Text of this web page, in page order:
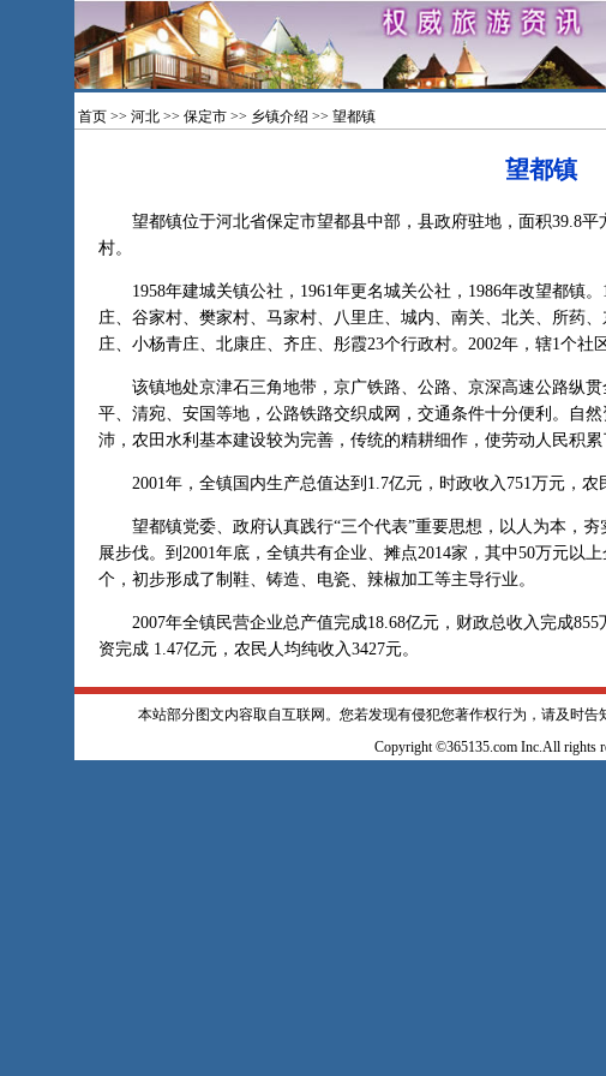
首页 >> 河北 >> 保定市 >> 乡镇介绍 >> 望都镇
望都镇
望都镇位于河北省保定市望都县中部，县政府驻地，面积39.8平
村。
1958年建城关镇公社，1961年更名城关公社，1986年改望都镇。
庄、谷家村、樊家村、马家村、八里庄、城内、南关、北关、所药
庄、小杨青庄、北康庄、齐庄、彤霞23个行政村。2002年，辖1个社
该镇地处京津石三角地带，京广铁路、公路、京深高速公路纵贯
平、清宛、安国等地，公路铁路交织成网，交通条件十分便利。自
沛，农田水利基本建设较为完善，传统的精耕细作，使劳动人民积
2001年，全镇国内生产总值达到1.7亿元，时政收入751万元，农
望都镇党委、政府认真践行“三个代表”重要思想，以人为本，夯
展步伐。到2001年底，全镇共有企业、摊点2014家，其中50万元以
个，初步形成了制鞋、铸造、电瓷、辣椒加工等主导行业。
2007年全镇民营企业总产值完成18.68亿元，财政总收入完成855
资完成 1.47亿元，农民人均纯收入3427元。
本站部分图文内容取自互联网。您若发现有侵犯您著作权行为，请及时告
Copyright ©365135.com Inc.All rights